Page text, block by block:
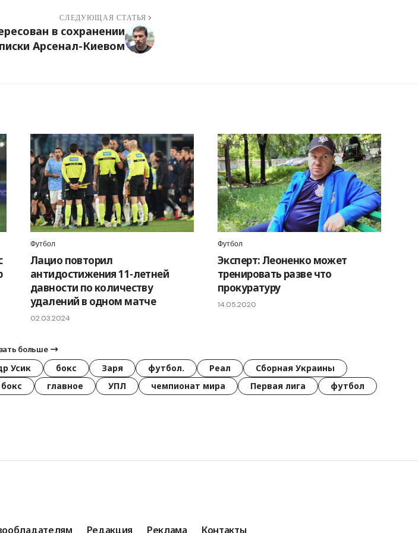
СЛЕДУЮЩАЯ СТАТЬЯ
в сохранении
Арсенал-Киевом
Футбол
Лацио повторил
антидостижения 11-летней
давности по количеству
удалений в одном матче
02.03.2024
Футбол
Эксперт: Леоненко может
тренировать разве что
прокуратуру
14.05.2020
больше
Усик бокс Заря футбол. Реал
Сборная Украины
главное УПЛ чемпионат мира Первая лига
футбол
Редакция Реклама Контакты